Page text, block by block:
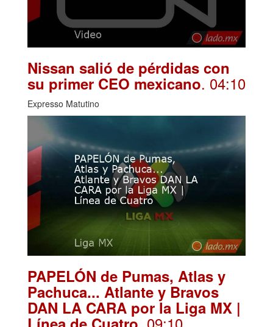
Nissan salió de pérdidas con
su primer CEO mexicano. 04:10
Expresso Matutino
PAPELÓN de Pumas, Atlas y
Pachuca... Atlante y Bravos
DAN LA CARA por la Liga MX |